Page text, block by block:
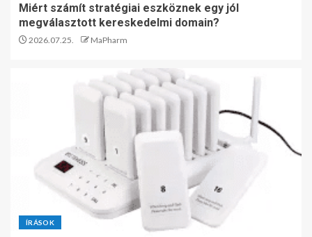
Miért számít stratégiai eszköznek egy jól
megválasztott kereskedelmi domain?
2026.07.25. MaPharm
ÍRÁSOK